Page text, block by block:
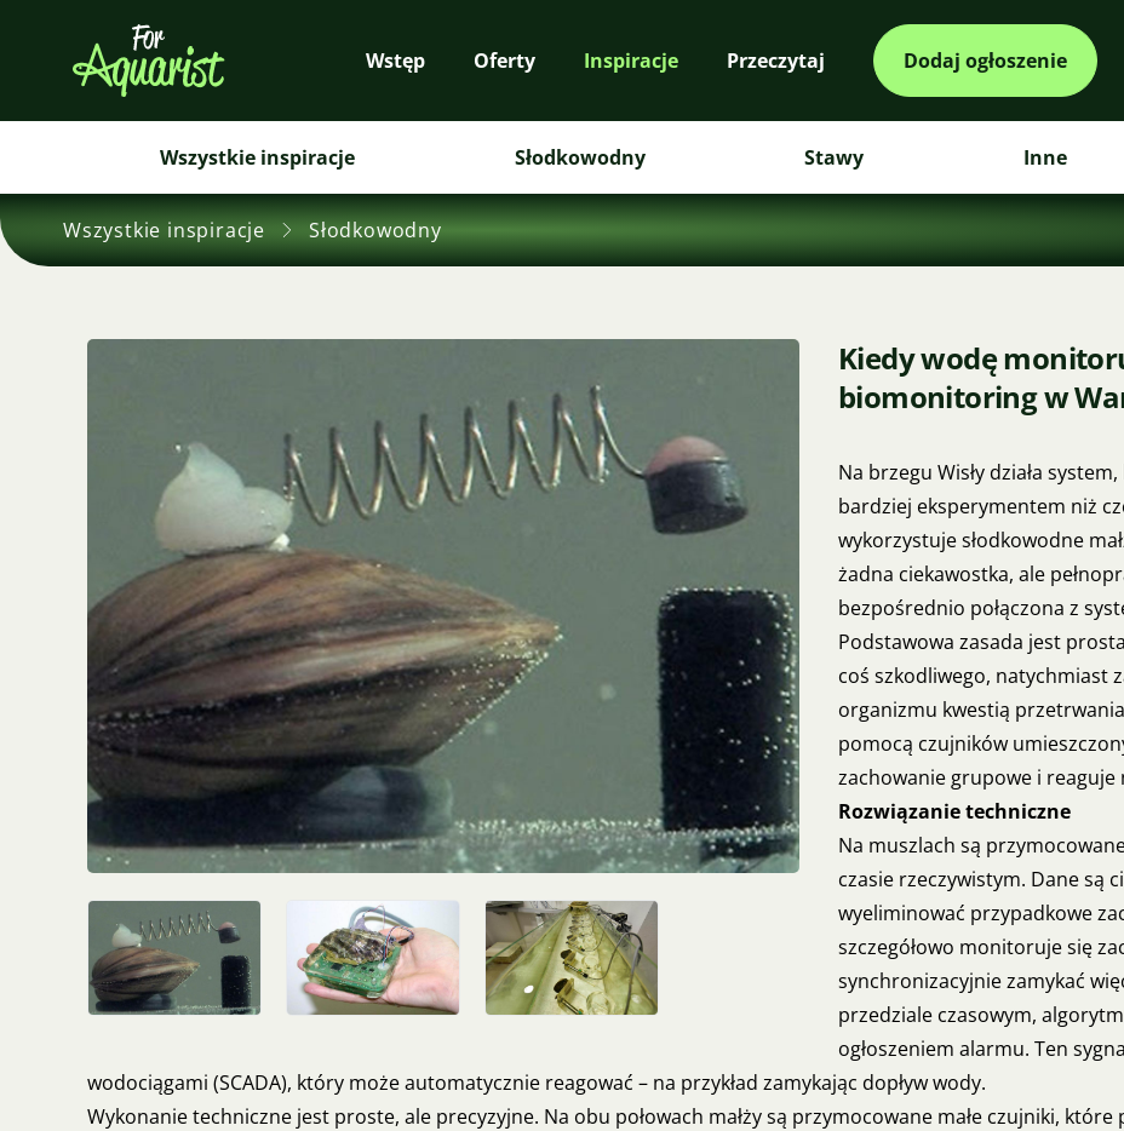
Wstęp Oferty Inspiracje Przeczytaj Dodaj ogłoszenie
Wszystkie inspiracje Słodkowodny Stawy Inne
Wszystkie inspiracje Słodkowodny
Kiedy wodę
biomonitoring w
Na brzegu Wisły działa
bardziej eksperymentem niż
wykorzystuje słodkowodne
żadna ciekawostka, ale
bezpośrednio połączona z
Podstawowa zasada jest
coś szkodliwego, natychmiast
organizmu kwestią
pomocą czujników
zachowanie grupowe i
Rozwiązanie techniczne
Na muszlach są
czasie rzeczywistym. Dane są
wyeliminować przypadkowe
szczegółowo monitoruje się
synchronizacyjnie zamykać
przedziale czasowym,
ogłoszeniem alarmu. Ten
wodociągami (SCADA), który może automatycznie reagować – na przykład zamykając dopływ wody.
Wykonanie techniczne jest proste, ale precyzyjne. Na obu połowach małży są przymocowane małe czujniki,